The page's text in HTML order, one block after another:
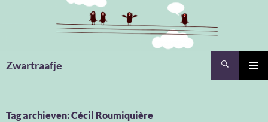
Zwartraafje
Tag archieven: Cécil Roumiquière